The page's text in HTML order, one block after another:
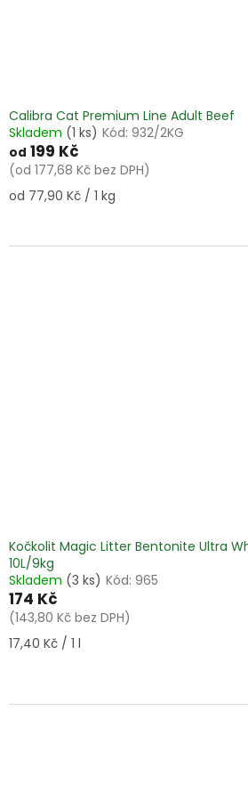
Calibra Cat Premium Line Adult Beef
Skladem (1 ks) Kód: 932/2KG
od 199 Kč
(od 177,68 Kč bez DPH)
Měrná
od 77,90 Kč / 1 kg
Kočkolit Magic Litter Bentonite Ultra
10L/9kg
Skladem (3 ks) Kód: 965
174 Kč
(143,80 Kč bez DPH)
Měrná
17,40 Kč / 1 l